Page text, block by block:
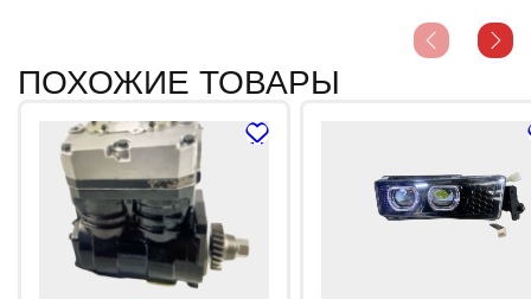
ПОХОЖИЕ ТОВАРЫ